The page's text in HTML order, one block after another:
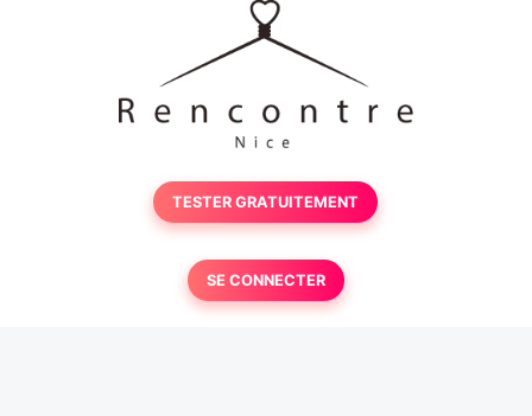
TESTER GRATUITEMENT
SE CONNECTER